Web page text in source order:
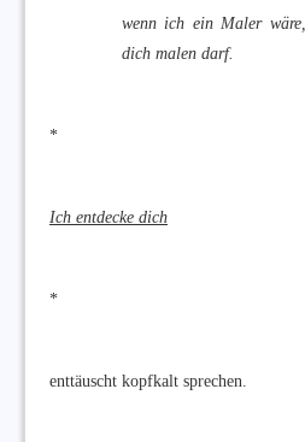
wenn ich ein Maler
dich malen darf.
*
Ich entdecke dich
*
enttäuscht kopfkalt sprechen.